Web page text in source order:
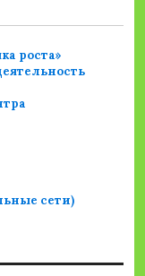
роста»
сети)